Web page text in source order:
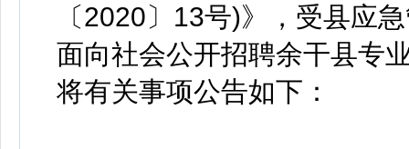
〔2020〕13号)》，受县应
面向社会公开招聘余干县专
将有关事项公告如下：